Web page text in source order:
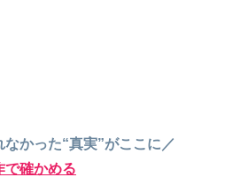
かった“真実”がここに／
で確かめる